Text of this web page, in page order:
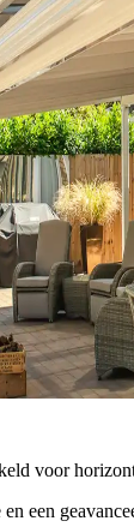
voor
een